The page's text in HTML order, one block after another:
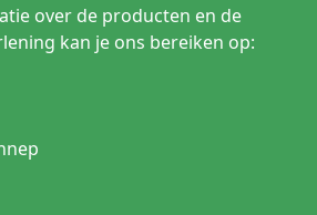
over de producten en de
kan je ons bereiken op: